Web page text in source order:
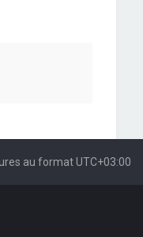
au formatUTC+03:00